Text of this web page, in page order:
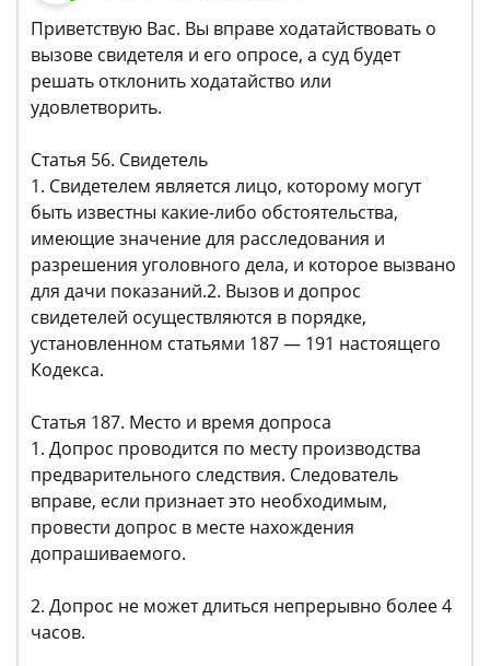
Приветствую Вас. Вы вправе ходатайствовать о
вызове свидетеля и его опросе, а суд будет
решать отклонить ходатайство или
удовлетворить.
Статья 56. Свидетель
1. Свидетелем является лицо, которому могут
быть известны какие-либо обстоятельства,
имеющие значение для расследования и
разрешения уголовного дела, и которое вызвано
для дачи показаний.2. Вызов и допрос
свидетелей осуществляются в порядке,
установленном статьями 187 — 191 настоящего
Кодекса.
Статья 187. Место и время допроса
1. Допрос проводится по месту производства
предварительного следствия. Следователь
вправе, если признает это необходимым,
провести допрос в месте нахождения
допрашиваемого.
2. Допрос не может длиться непрерывно более 4
часов.